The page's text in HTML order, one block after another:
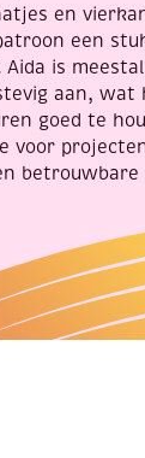
en
een
is
aan, wat
goed te
voor
betrouwbare